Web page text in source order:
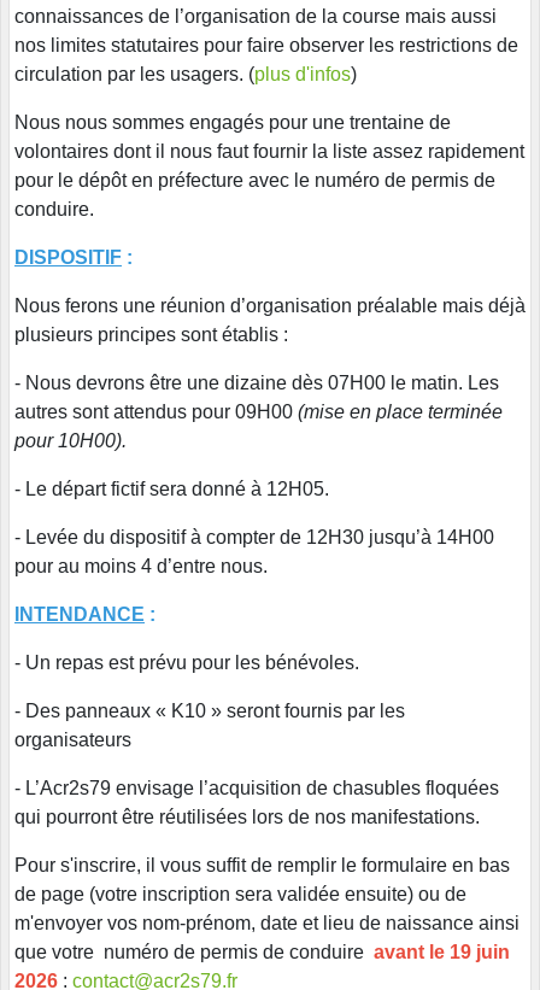
connaissances de l’organisation de la course mais aussi
nos limites statutaires pour faire observer les restrictions de
circulation par les usagers. (plus d'infos)
Nous nous sommes engagés pour une trentaine de
volontaires dont il nous faut fournir la liste assez rapidement
pour le dépôt en préfecture avec le numéro de permis de
conduire.
DISPOSITIF :
Nous ferons une réunion d’organisation préalable mais déjà
plusieurs principes sont établis :
- Nous devrons être une dizaine dès 07H00 le matin. Les
autres sont attendus pour 09H00 (mise en place terminée
pour 10H00).
- Le départ fictif sera donné à 12H05.
- Levée du dispositif à compter de 12H30 jusqu’à 14H00
pour au moins 4 d’entre nous.
INTENDANCE :
- Un repas est prévu pour les bénévoles.
- Des panneaux « K10 » seront fournis par les
organisateurs
- L’Acr2s79 envisage l’acquisition de chasubles floquées
qui pourront être réutilisées lors de nos manifestations.
Pour s'inscrire, il vous suffit de remplir le formulaire en bas
de page (votre inscription sera validée ensuite) ou de
m'envoyer vos nom-prénom, date et lieu de naissance ainsi
que votre numéro de permis de conduire avant le 19 juin
2026 : contact@acr2s79.fr